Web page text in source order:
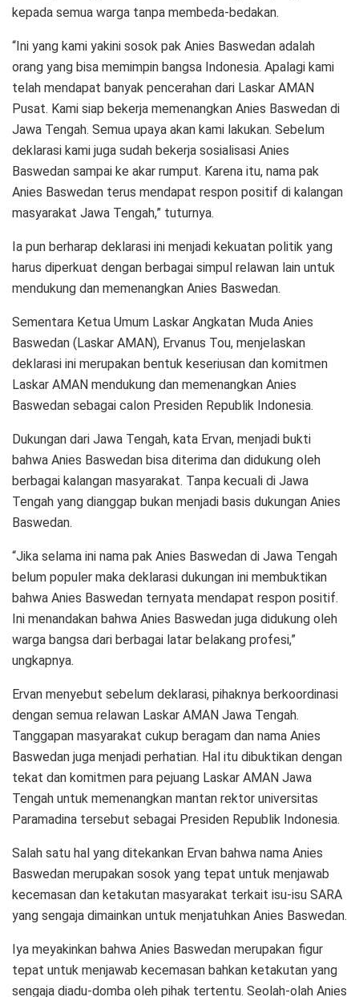
kepada semua warga tanpa membeda-bedakan.
“Ini yang kami yakini sosok pak Anies Baswedan adalah
orang yang bisa memimpin bangsa Indonesia. Apalagi kami
telah mendapat banyak pencerahan dari Laskar AMAN
Pusat. Kami siap bekerja memenangkan Anies Baswedan di
Jawa Tengah. Semua upaya akan kami lakukan. Sebelum
deklarasi kami juga sudah bekerja sosialisasi Anies
Baswedan sampai ke akar rumput. Karena itu, nama pak
Anies Baswedan terus mendapat respon positif di kalangan
masyarakat Jawa Tengah,” tuturnya.
Ia pun berharap deklarasi ini menjadi kekuatan politik yang
harus diperkuat dengan berbagai simpul relawan lain untuk
mendukung dan memenangkan Anies Baswedan.
Sementara Ketua Umum Laskar Angkatan Muda Anies
Baswedan (Laskar AMAN), Ervanus Tou, menjelaskan
deklarasi ini merupakan bentuk keseriusan dan komitmen
Laskar AMAN mendukung dan memenangkan Anies
Baswedan sebagai calon Presiden Republik Indonesia.
Dukungan dari Jawa Tengah, kata Ervan, menjadi bukti
bahwa Anies Baswedan bisa diterima dan didukung oleh
berbagai kalangan masyarakat. Tanpa kecuali di Jawa
Tengah yang dianggap bukan menjadi basis dukungan Anies
Baswedan.
“Jika selama ini nama pak Anies Baswedan di Jawa Tengah
belum populer maka deklarasi dukungan ini membuktikan
bahwa Anies Baswedan ternyata mendapat respon positif.
Ini menandakan bahwa Anies Baswedan juga didukung oleh
warga bangsa dari berbagai latar belakang profesi,”
ungkapnya.
Ervan menyebut sebelum deklarasi, pihaknya berkoordinasi
dengan semua relawan Laskar AMAN Jawa Tengah.
Tanggapan masyarakat cukup beragam dan nama Anies
Baswedan juga menjadi perhatian. Hal itu dibuktikan dengan
tekat dan komitmen para pejuang Laskar AMAN Jawa
Tengah untuk memenangkan mantan rektor universitas
Paramadina tersebut sebagai Presiden Republik Indonesia.
Salah satu hal yang ditekankan Ervan bahwa nama Anies
Baswedan merupakan sosok yang tepat untuk menjawab
kecemasan dan ketakutan masyarakat terkait isu-isu SARA
yang sengaja dimainkan untuk menjatuhkan Anies Baswedan.
Iya meyakinkan bahwa Anies Baswedan merupakan figur
tepat untuk menjawab kecemasan bahkan ketakutan yang
sengaja diadu-domba oleh pihak tertentu. Seolah-olah Anies